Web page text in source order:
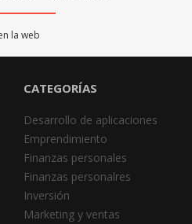
la web
CATEGORÍAS
Desarrollo de aplicaciones
Emprendimiento
Finanzas personales
Finanzas personalres
Inversión
Marketing y ventas